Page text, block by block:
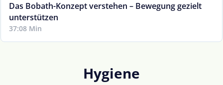
Das Bobath-Konzept verstehen – Bewegung gezielt
unterstützen
37:08 Min
Hygiene